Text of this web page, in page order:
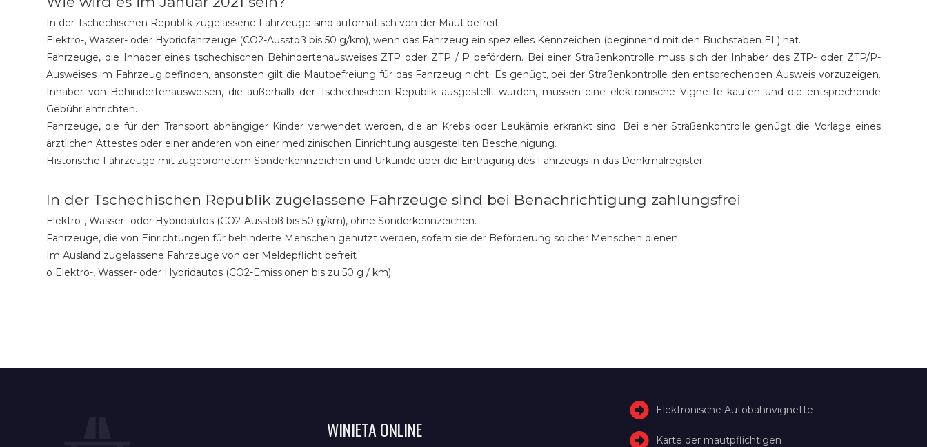
In der Tschechischen Republik zugelassene Fahrzeuge sind automatisch von der Maut befreit
Elektro-, Wasser- oder Hybridfahrzeuge (CO2-Ausstoß bis 50 g/km), wenn das Fahrzeug ein spezielles Kennzeichen (beginnend mit den Buchstaben EL) hat.
Fahrzeuge, die Inhaber eines tschechischen Behindertenausweises ZTP oder ZTP / P befördern. Bei einer Straßenkontrolle muss sich der Inhaber des ZTP- oder ZTP/P-
Ausweises im Fahrzeug befinden, ansonsten gilt die Mautbefreiung für das Fahrzeug nicht. Es genügt, bei der Straßenkontrolle den entsprechenden Ausweis vorzuzeigen.
Inhaber von Behindertenausweisen, die außerhalb der Tschechischen Republik ausgestellt wurden, müssen eine elektronische Vignette kaufen und die entsprechende
Gebühr entrichten.
Fahrzeuge, die für den Transport abhängiger Kinder verwendet werden, die an Krebs oder Leukämie erkrankt sind. Bei einer Straßenkontrolle genügt die Vorlage eines
ärztlichen Attestes oder einer anderen von einer medizinischen Einrichtung ausgestellten Bescheinigung.
Historische Fahrzeuge mit zugeordnetem Sonderkennzeichen und Urkunde über die Eintragung des Fahrzeugs in das Denkmalregister.
In der Tschechischen Republik zugelassene Fahrzeuge sind bei Benachrichtigung zahlungsfrei
Elektro-, Wasser- oder Hybridautos (CO2-Ausstoß bis 50 g/km), ohne Sonderkennzeichen.
Fahrzeuge, die von Einrichtungen für behinderte Menschen genutzt werden, sofern sie der Beförderung solcher Menschen dienen.
Im Ausland zugelassene Fahrzeuge von der Meldepflicht befreit
o Elektro-, Wasser- oder Hybridautos (CO2-Emissionen bis zu 50 g / km)
WINIETA ONLINE
Elektronische Autobahnvignette
Karte der mautpflichtigen